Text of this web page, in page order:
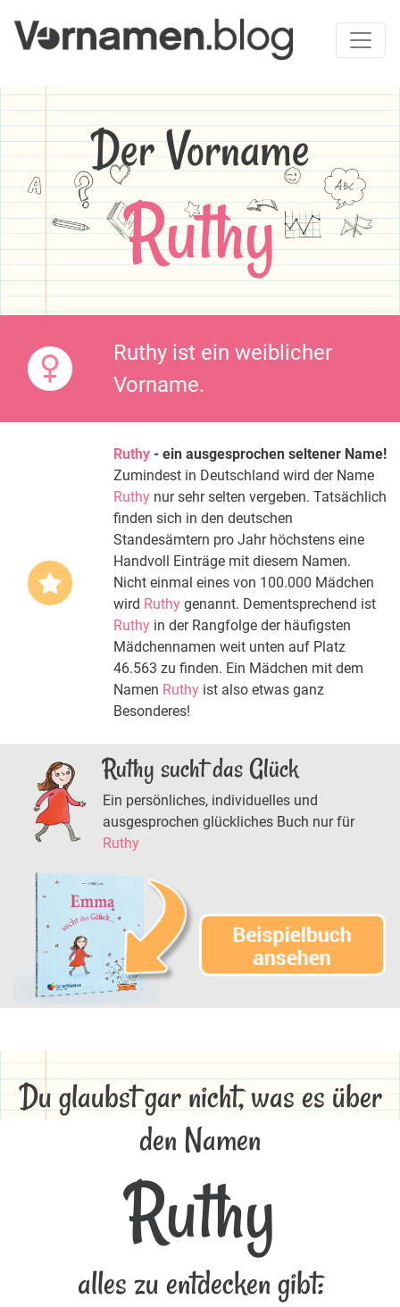
Der Vorname
Ruthy
Ruthy ist ein weiblicher
Vorname.
Ruthy - ein ausgesprochen seltener Name!
Zumindest in Deutschland wird der Name
Ruthy nur sehr selten vergeben. Tatsächlich
finden sich in den deutschen
Standesämtern pro Jahr höchstens eine
Handvoll Einträge mit diesem Namen.
Nicht einmal eines von 100.000 Mädchen
wird Ruthy genannt. Dementsprechend ist
Ruthy in der Rangfolge der häufigsten
Mädchennamen weit unten auf Platz
46.563 zu finden. Ein Mädchen mit dem
Namen Ruthy ist also etwas ganz
Besonderes!
Ruthy sucht das Glück
Ein persönliches, individuelles und
ausgesprochen glückliches Buch nur für
Ruthy
Du glaubst gar nicht, was es über
den Namen
Ruthy
alles zu entdecken gibt: